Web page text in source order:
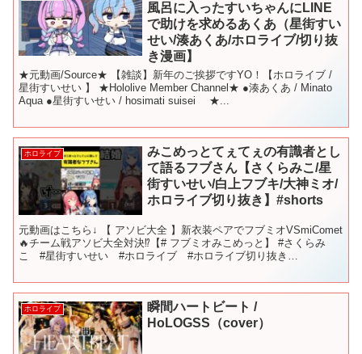
風呂に入ったすいちゃんにLINE
で助けを求めるあくあ（星街すい
せい/湊あくあ/ホロライブ/切り抜
き漫画】
★元動画/Source★ 【雑談】新年のご挨拶ですYO！【ホロライブ /
星街すいせい 】 ★Hololive Member Channel★ ●湊あくあ / Minato
Aqua ●星街すいせい / hosimati suisei ★...
ホロライブ
みこめっとてぇてぇの有識者とし
て語るフブさん【さくらみこ/星
街すいせい/白上フブキ/大神ミオ/
ホロライブ切り抜き】#shorts
元動画はこちら↓ 【 アソビ大全 】新衣装ペアでフブミオVSmiComet
🔥チーム戦アソビ大全対決⁉【# フブミオみこめっと】 #さくらみ
こ #星街すいせい #ホロライブ #ホロライブ切り抜き
ホロライブ
瞬間ハートビート /
HoLOGSS（cover）